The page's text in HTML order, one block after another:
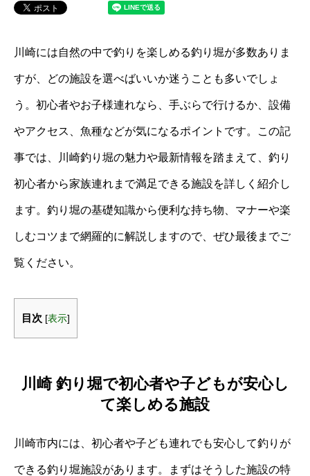
川崎には自然の中で釣りを楽しめる釣り堀が多数ありま
すが、どの施設を選べばいいか迷うことも多いでしょ
う。初心者やお子様連れなら、手ぶらで行けるか、設備
やアクセス、魚種などが気になるポイントです。この記
事では、川崎釣り堀の魅力や最新情報を踏まえて、釣り
初心者から家族連れまで満足できる施設を詳しく紹介し
ます。釣り堀の基礎知識から便利な持ち物、マナーや楽
しむコツまで網羅的に解説しますので、ぜひ最後までご
覧ください。
目次 [表示]
川崎 釣り堀で初心者や子どもが安心し
て楽しめる施設
川崎市内には、初心者や子ども連れでも安心して釣りが
できる釣り堀施設があります。まずはそうした施設の特